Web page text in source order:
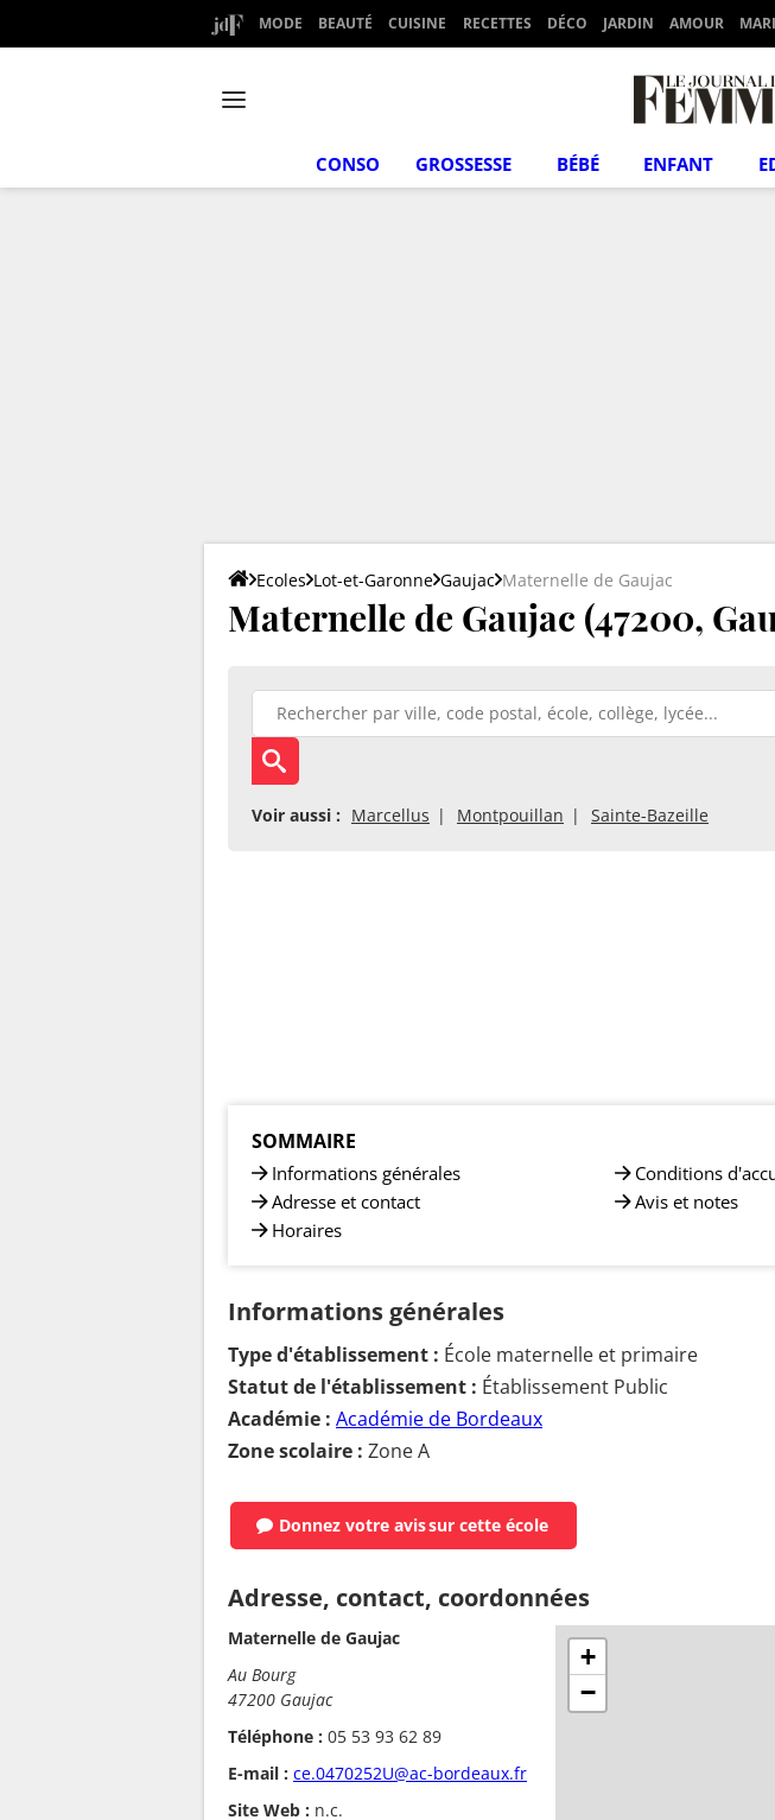
MODE BEAUTÉ CUISINE RECETTES DÉCO JARDIN AMOUR
CONSO GROSSESSE BÉBÉ ENFANT
Ecoles Lot-et-Garonne Gaujac Maternelle de Gaujac
Maternelle de Gaujac (47200,
Voir aussi : Marcellus Montpouillan Sainte-Bazeille
SOMMAIRE
Informations générales
Adresse et contact
Horaires
Conditions
Avis et notes
Informations générales
Type d'établissement : École maternelle et primaire
Statut de l'établissement : Établissement Public
Académie : Académie de Bordeaux
Zone scolaire : Zone A
Donnez votre avissur cette école
Adresse, contact, coordonnées
Maternelle de Gaujac
Au Bourg
47200 Gaujac
Téléphone : 05 53 93 62 89
E-mail : ce.0470252U@ac-bordeaux.fr
Site Web : n.c.
+
−